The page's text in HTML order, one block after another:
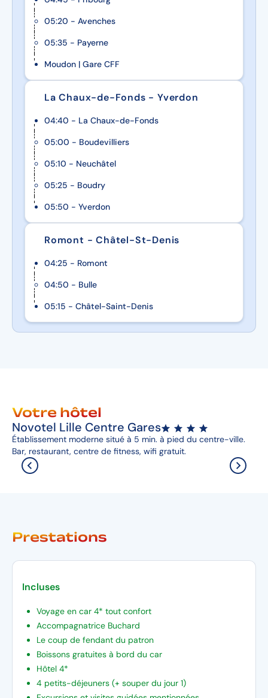
05:20 - Avenches
05:35 - Payerne
Moudon | Gare CFF
La Chaux-de-Fonds - Yverdon
04:40 - La Chaux-de-Fonds
05:00 - Boudevilliers
05:10 - Neuchâtel
05:25 - Boudry
05:50 - Yverdon
Romont - Châtel-St-Denis
04:25 - Romont
04:50 - Bulle
05:15 - Châtel-Saint-Denis
Votre hôtel
Novotel Lille Centre Gares
Établissement moderne situé à 5 min. à pied du centre-ville.
Bar, restaurant, centre de fitness, wifi gratuit.
Prestations
Incluses
Voyage en car 4* tout confort
Accompagnatrice Buchard
Le coup de fendant du patron
Boissons gratuites à bord du car
Hôtel 4*
4 petits-déjeuners (+ souper du jour 1)